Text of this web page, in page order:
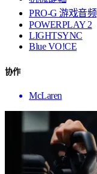
PRO-G 游戏音频
POWERPLAY 2
LIGHTSYNC
Blue VO!CE
协作
McLaren